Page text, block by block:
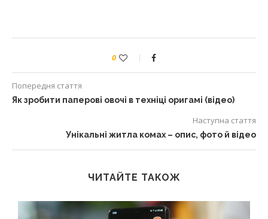
0
Попередня стаття
Як зробити паперові овочі в техніці оригамі (відео)
Наступна стаття
Унікальні житла комах – опис, фото й відео
ЧИТАЙТЕ ТАКОЖ